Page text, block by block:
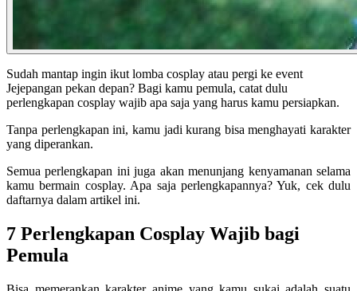
Sudah mantap ingin ikut lomba cosplay atau pergi ke event
Jejepangan pekan depan? Bagi kamu pemula, catat dulu
perlengkapan cosplay wajib apa saja yang harus kamu persiapkan.
Tanpa perlengkapan ini, kamu jadi kurang bisa menghayati karakter
yang diperankan.
Semua perlengkapan ini juga akan menunjang kenyamanan selama
kamu bermain cosplay. Apa saja perlengkapannya? Yuk, cek dulu
daftarnya dalam artikel ini.
7 Perlengkapan Cosplay Wajib bagi
Pemula